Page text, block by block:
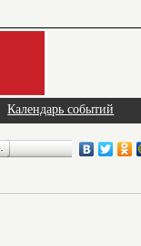
Календарь событий